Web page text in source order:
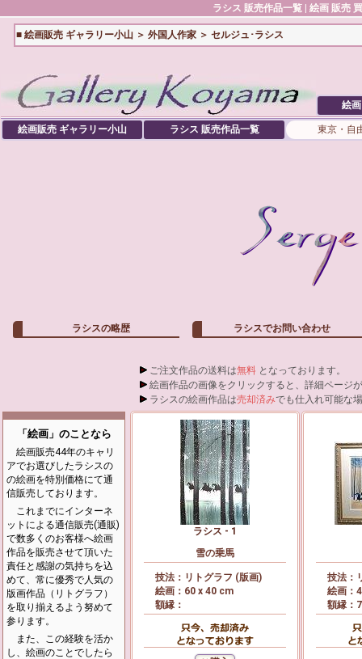
ラシス 販売作品一覧 | 絵画 販売
■ 絵画販売 ギャラリー小山 ＞ 外国人作家 ＞ セルジュ･ラシス
絵
絵画販売 ギャラリー小山 ラシス 販売作品一覧 東京・自
ラシスの略歴 ラシスでお問い合わせ
ご注文作品の送料は無料 となっております。
絵画作品の画像をクリックすると、詳細ページ
ラシスの絵画作品は売却済みでも仕入れ可能な
「絵画」のことなら
絵画販売44年のキャリ
アでお選びしたラシスの
の絵画を特別価格にて通
信販売しております。
これまでにインターネ
ットによる通信販売(通販)
で数多くのお客様へ絵画
作品を販売させて頂いた
責任と感謝の気持ちを込
めて、常に優秀で人気の
版画作品（リトグラフ）
を取り揃えるよう努めて
参ります。
また、この経験を活か
し、絵画のことでしたら
ラシス - 1
雪の乗馬
技法：リトグラフ (版画)
絵画：60 x 40 cm
額縁：
技法：
絵画：
額縁：